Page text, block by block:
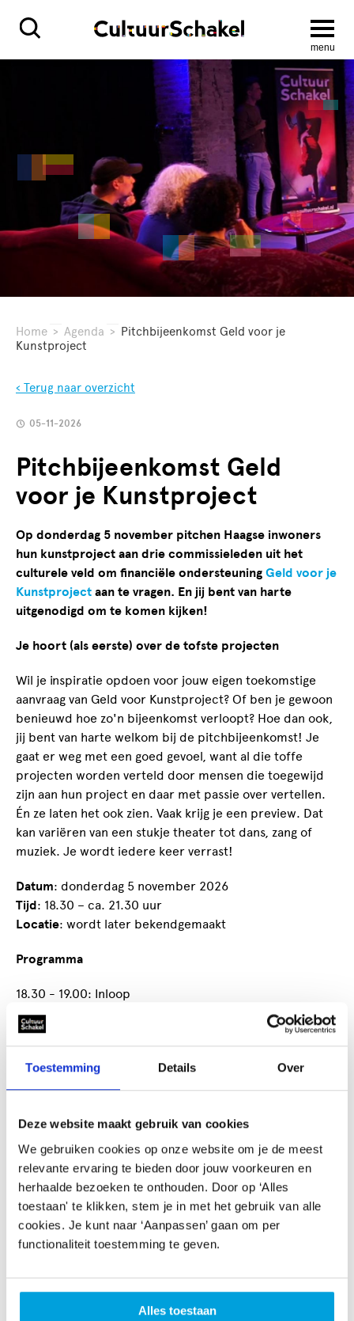
Toestemming Details Over
Deze website maakt gebruik van cookies
We gebruiken cookies op onze website om je de meest
relevante ervaring te bieden door jouw voorkeuren en
herhaalde bezoeken te onthouden. Door op ‘Alles
toestaan' te klikken, stem je in met het gebruik van alle
cookies. Je kunt naar ‘Aanpassen’ gaan om per
functionaliteit toestemming te geven.
Alles toestaan
menu
Home > Agenda > Pitchbijeenkomst Geld voor je
Kunstproject
‹ Terug naar overzicht
05-11-2026
Pitchbijeenkomst Geld
voor je Kunstproject
Op donderdag 5 november pitchen Haagse inwoners
hun kunstproject aan drie commissieleden uit het
culturele veld om financiële ondersteuning Geld voor je
Kunstproject aan te vragen. En jij bent van harte
uitgenodigd om te komen kijken!
Je hoort (als eerste) over de tofste projecten
Wil je inspiratie opdoen voor jouw eigen toekomstige
aanvraag van Geld voor Kunstproject? Of ben je gewoon
benieuwd hoe zo'n bijeenkomst verloopt? Hoe dan ook,
jij bent van harte welkom bij de pitchbijeenkomst! Je
gaat er weg met een goed gevoel, want al die toffe
projecten worden verteld door mensen die toegewijd
zijn aan hun project en daar met passie over vertellen.
Én ze laten het ook zien. Vaak krijg je een preview. Dat
kan variëren van een stukje theater tot dans, zang of
muziek. Je wordt iedere keer verrast!
Datum: donderdag 5 november 2026
Tijd: 18.30 – ca. 21.30 uur
Locatie: wordt later bekendgemaakt
Programma
18.30 - 19.00: Inloop
19.00 - 19.15: Welkomstwoord
19.15 - 20.15: Vier presentaties
20.15 - 20.30: Pauze
20.30 - 21.30: Vier presentaties
21.30 - 21.35: Afsluiting
Waarom je deze pitchbijeenkomst niet mag missen
Je doet inspiratie op voor je eigen toekomstige
aanvraag voor financiële ondersteuning
Je weet wat je kunt verwachten wanneer je zelf
van plan bent om te pitchen bij een volgende
bijeenkomst
Je hoort over toffe projecten waar je misschien
Je kunt contact leggen met andere kunstenaars,
bijvoorbeeld om nieuwe samenwerkingen aan te